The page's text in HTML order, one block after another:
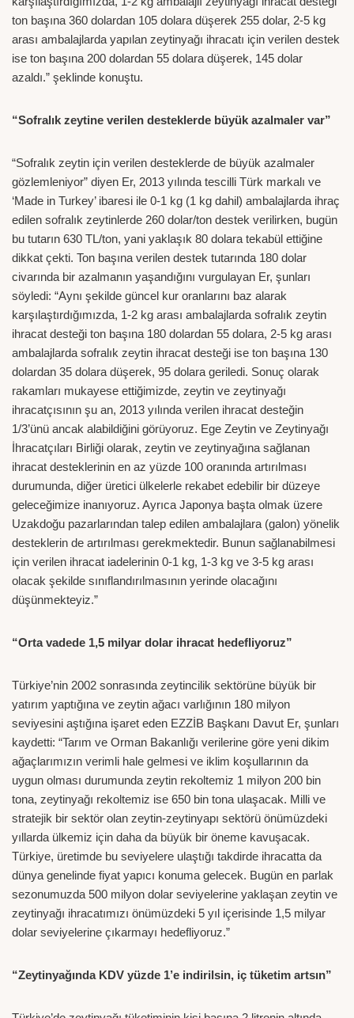
ton başına 360 dolardan 105 dolara düşerek 255 dolar, 2-5 kg
arası ambalajlarda yapılan zeytinyağı ihracatı için verilen destek
ise ton başına 200 dolardan 55 dolara düşerek, 145 dolar
azaldı.” şeklinde konuştu.
“Sofralık zeytine verilen desteklerde büyük azalmaler var”
“Sofralık zeytin için verilen desteklerde de büyük azalmaler
gözlemleniyor” diyen Er, 2013 yılında tescilli Türk markalı ve
‘Made in Turkey’ ibaresi ile 0-1 kg (1 kg dahil) ambalajlarda ihraç
edilen sofralık zeytinlerde 260 dolar/ton destek verilirken, bugün
bu tutarın 630 TL/ton, yani yaklaşık 80 dolara tekabül ettiğine
dikkat çekti. Ton başına verilen destek tutarında 180 dolar
civarında bir azalmanın yaşandığını vurgulayan Er, şunları
söyledi: “Aynı şekilde güncel kur oranlarını baz alarak
karşılaştırdığımızda, 1-2 kg arası ambalajlarda sofralık zeytin
ihracat desteği ton başına 180 dolardan 55 dolara, 2-5 kg arası
ambalajlarda sofralık zeytin ihracat desteği ise ton başına 130
dolardan 35 dolara düşerek, 95 dolara geriledi. Sonuç olarak
rakamları mukayese ettiğimizde, zeytin ve zeytinyağı
ihracatçısının şu an, 2013 yılında verilen ihracat desteğin
1/3’ünü ancak alabildiğini görüyoruz. Ege Zeytin ve Zeytinyağı
İhracatçıları Birliği olarak, zeytin ve zeytinyağına sağlanan
ihracat desteklerinin en az yüzde 100 oranında artırılması
durumunda, diğer üretici ülkelerle rekabet edebilir bir düzeye
geleceğimize inanıyoruz. Ayrıca Japonya başta olmak üzere
Uzakdoğu pazarlarından talep edilen ambalajlara (galon) yönelik
desteklerin de artırılması gerekmektedir. Bunun sağlanabilmesi
için verilen ihracat iadelerinin 0-1 kg, 1-3 kg ve 3-5 kg arası
olacak şekilde sınıflandırılmasının yerinde olacağını
düşünmekteyiz.”
“Orta vadede 1,5 milyar dolar ihracat hedefliyoruz”
Türkiye’nin 2002 sonrasında zeytincilik sektörüne büyük bir
yatırım yaptığına ve zeytin ağacı varlığının 180 milyon
seviyesini aştığına işaret eden EZZİB Başkanı Davut Er, şunları
kaydetti: “Tarım ve Orman Bakanlığı verilerine göre yeni dikim
ağaçlarımızın verimli hale gelmesi ve iklim koşullarının da
uygun olması durumunda zeytin rekoltemiz 1 milyon 200 bin
tona, zeytinyağı rekoltemiz ise 650 bin tona ulaşacak. Milli ve
stratejik bir sektör olan zeytin-zeytinyapı sektörü önümüzdeki
yıllarda ülkemiz için daha da büyük bir öneme kavuşacak.
Türkiye, üretimde bu seviyelere ulaştığı takdirde ihracatta da
dünya genelinde fiyat yapıcı konuma gelecek. Bugün en parlak
sezonumuzda 500 milyon dolar seviyelerine yaklaşan zeytin ve
zeytinyağı ihracatımızı önümüzdeki 5 yıl içerisinde 1,5 milyar
dolar seviyelerine çıkarmayı hedefliyoruz.”
“Zeytinyağında KDV yüzde 1’e indirilsin, iç tüketim artsın”